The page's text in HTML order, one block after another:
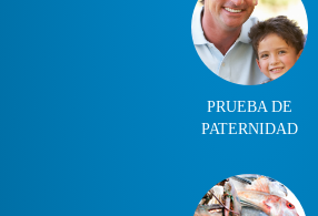
PRUEBA DE
PATERNIDAD